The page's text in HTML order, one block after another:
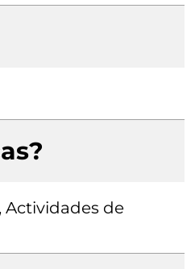
Actividades de